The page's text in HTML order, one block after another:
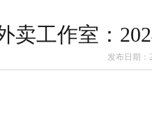
卖工作室：
发布日期：